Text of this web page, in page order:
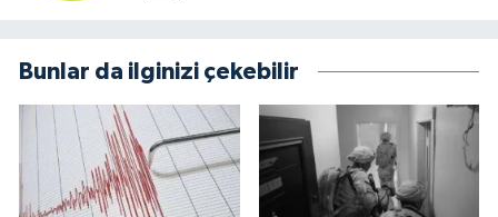
Bunlar da ilginizi çekebilir